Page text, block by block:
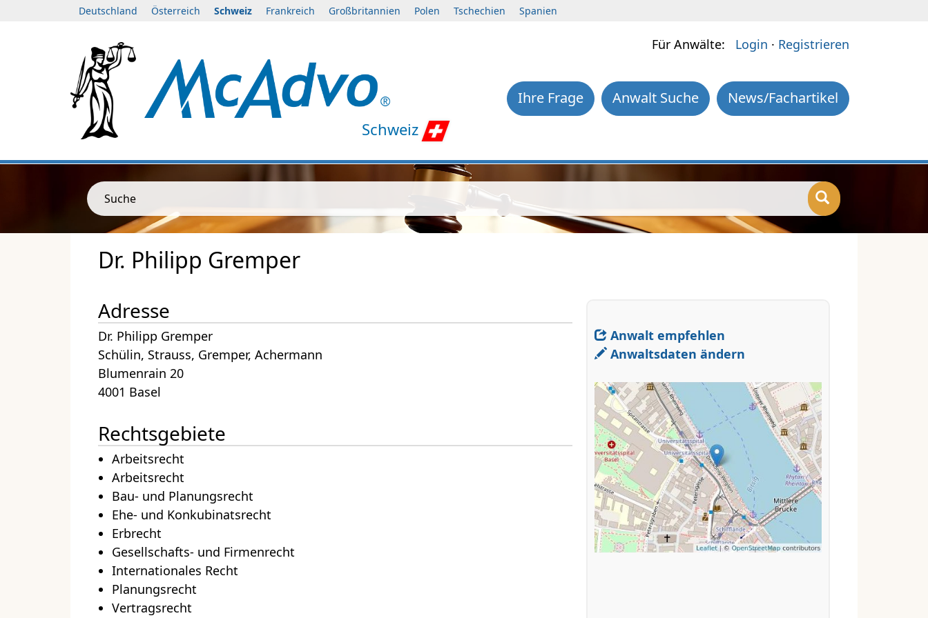
Deutschland Österreich Schweiz Frankreich Großbritannien Polen Tschechien Spanien
Schweiz
Für Anwälte: Login · Registrieren
News/Fachartikel
Anwalt Suche
Ihre Frage
Suche
Dr. Philipp Gremper
Adresse
Dr. Philipp Gremper
Schülin, Strauss, Gremper, Achermann
Blumenrain 20
4001 Basel
Rechtsgebiete
Arbeitsrecht
Arbeitsrecht
Bau- und Planungsrecht
Ehe- und Konkubinatsrecht
Erbrecht
Gesellschafts- und Firmenrecht
Internationales Recht
Planungsrecht
Vertragsrecht
Anwalt empfehlen
Anwaltsdaten ändern